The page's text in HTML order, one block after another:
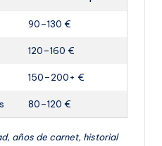
90–130 €
120–160 €
150–200+ €
80–120 €
años de carnet, historial